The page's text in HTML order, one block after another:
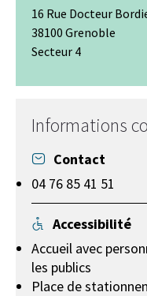
16 Rue Docteur
38100 Grenoble
Secteur 4
−
Informations
Contact
04 76 85 41 51
Accessibilité
Accueil avec
les publics
Place de